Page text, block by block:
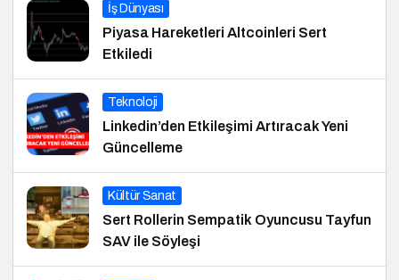
İş Dünyası
Piyasa Hareketleri Altcoinleri Sert
Etkiledi
Teknoloji
Linkedin’den Etkileşimi Artıracak Yeni
Güncelleme
Kültür Sanat
Sert Rollerin Sempatik Oyuncusu Tayfun
SAV ile Söyleşi